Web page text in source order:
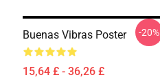
Buenas Vibras Poster
15,64 £ - 36,26 £
-20%